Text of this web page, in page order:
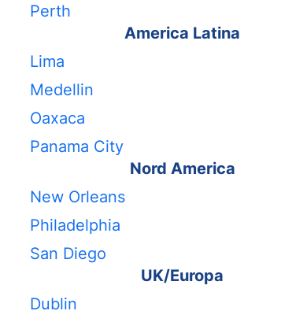
Perth
America Latina
Lima
Medellin
Oaxaca
Panama City
Nord America
New Orleans
Philadelphia
San Diego
UK/Europa
Dublin